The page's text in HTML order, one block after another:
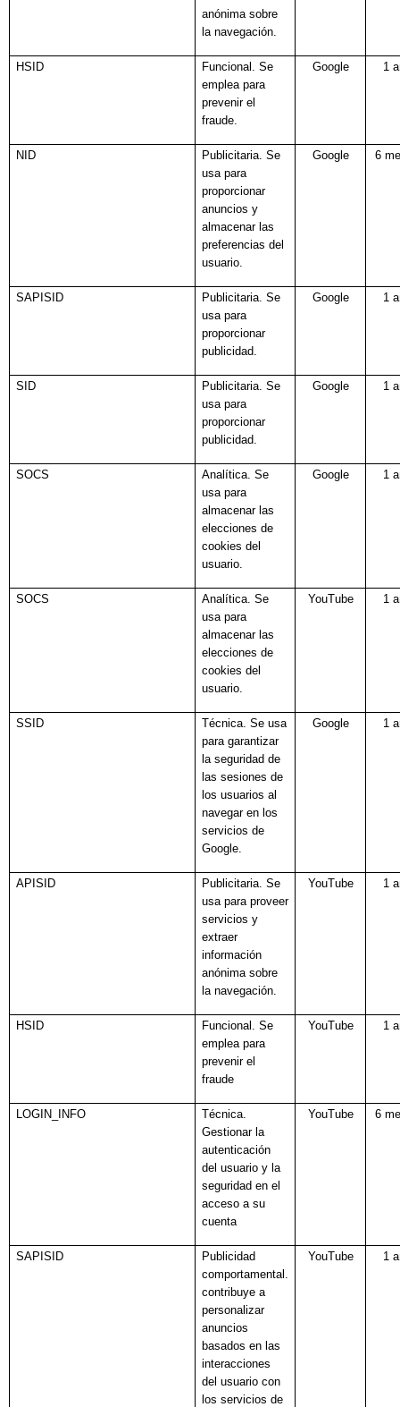
anónima sobre
la navegación.
HSID
Funcional. Se
emplea para
prevenir el
fraude.
Google 1
NID
Publicitaria. Se
usa para
proporcionar
anuncios y
almacenar las
preferencias del
usuario.
Google 6
SAPISID
Publicitaria. Se
usa para
proporcionar
publicidad.
Google 1
SID
Publicitaria. Se
usa para
proporcionar
publicidad.
Google 1
SOCS
Analítica. Se
usa para
almacenar las
elecciones de
cookies del
usuario.
Google 1
SOCS
Analítica. Se
usa para
almacenar las
elecciones de
cookies del
usuario.
YouTube 1
SSID
Técnica. Se usa
para garantizar
la seguridad de
las sesiones de
los usuarios al
navegar en los
servicios de
Google.
Google 1
APISID
Publicitaria. Se
usa para proveer
servicios y
extraer
información
anónima sobre
la navegación.
YouTube 1
HSID
Funcional. Se
emplea para
prevenir el
fraude
YouTube 1
LOGIN_INFO
Técnica.
Gestionar la
autenticación
del usuario y la
seguridad en el
acceso a su
cuenta
YouTube 6
SAPISID
Publicidad
comportamental.
contribuye a
personalizar
anuncios
basados en las
interacciones
del usuario con
los servicios de
YouTube 1